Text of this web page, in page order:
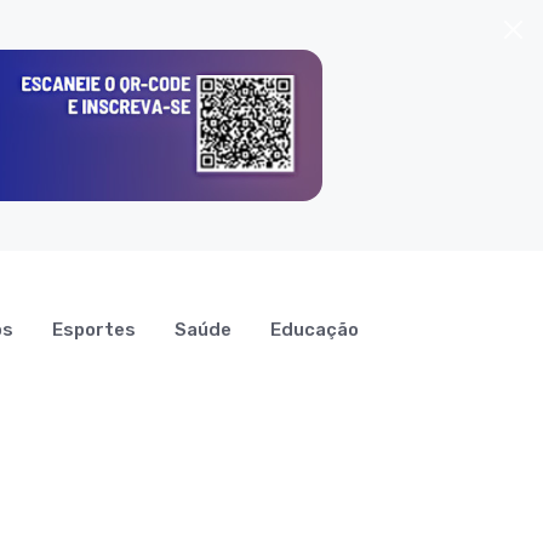
Esportes Saúde Educação